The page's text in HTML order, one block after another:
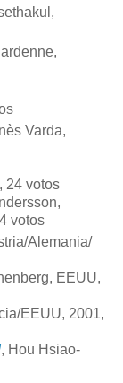
Varda,
24 votos
votos
Alemania/
EEUU,
EEUU, 2001,
, Hou Hsiao-